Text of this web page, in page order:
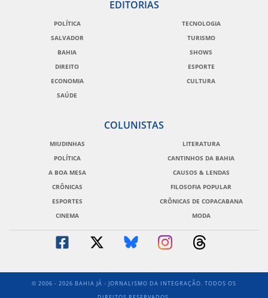
EDITORIAS
POLÍTICA
SALVADOR
BAHIA
DIREITO
ECONOMIA
SAÚDE
TECNOLOGIA
TURISMO
SHOWS
ESPORTE
CULTURA
COLUNISTAS
MIUDINHAS
POLÍTICA
A BOA MESA
CRÔNICAS
ESPORTES
CINEMA
LITERATURA
CANTINHOS DA BAHIA
CAUSOS & LENDAS
FILOSOFIA POPULAR
CRÔNICAS DE COPACABANA
MODA
© 2006 - 2026 BAHIA JÁ - JORNALISMO DA INTEGRAÇÃO. TODOS OS